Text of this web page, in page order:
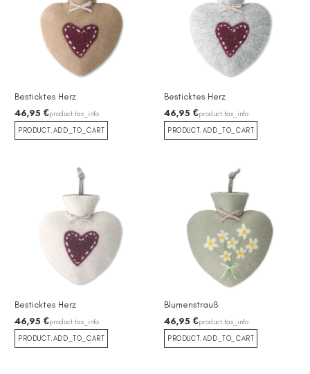
Besticktes Herz
46,95 €product.tax_info
PRODUCT.ADD_TO_CART
Besticktes Herz
46,95 €product.tax_info
PRODUCT.ADD_TO_CART
Besticktes Herz
46,95 €product.tax_info
PRODUCT.ADD_TO_CART
Blumenstrauß
46,95 €product.tax_info
PRODUCT.ADD_TO_CART